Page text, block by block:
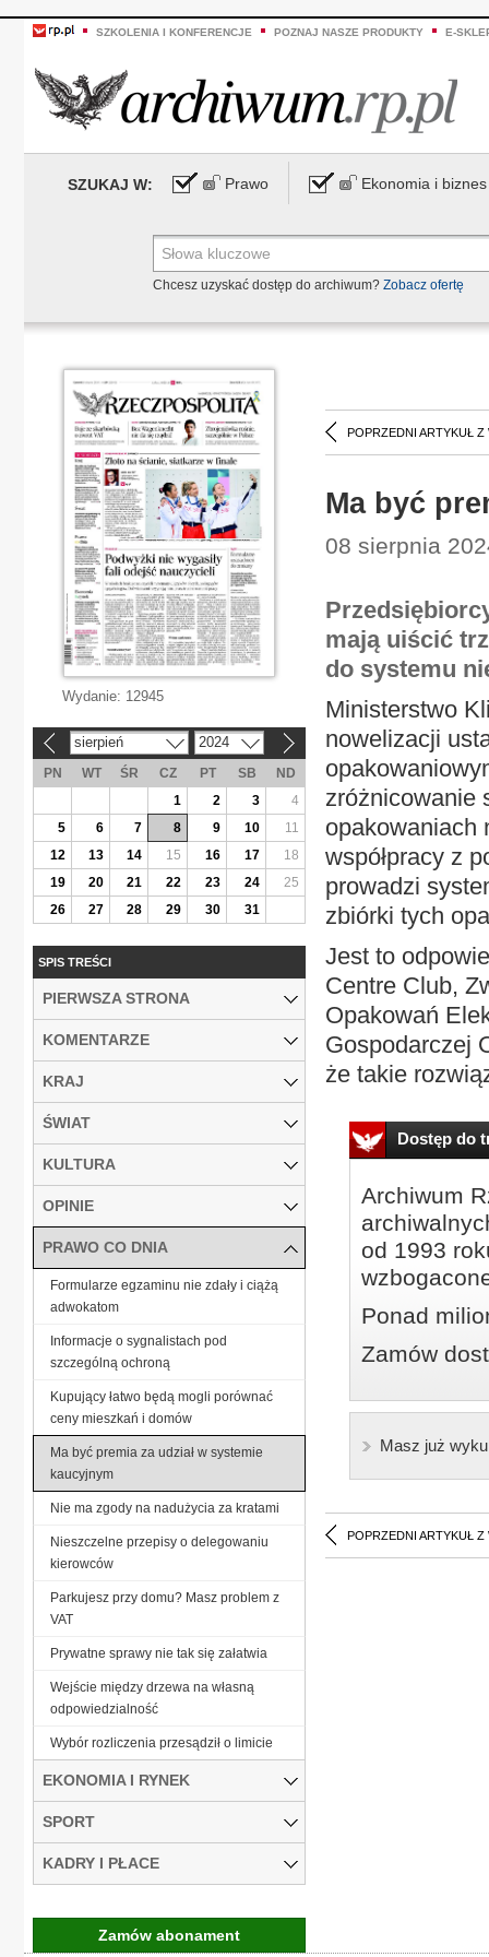
SZKOLENIA I KONFERENCJE POZNAJ NASZE PRODUKTY E-
SZUKAJ W: Prawo Ekonomia i biznes
Chcesz uzyskać dostęp do archiwum? Zobacz ofertę
POPRZEDNI ARTYKUŁ Z
Ma być
08 sierpnia
mają uiścić
do systemu
Ministerstwo
nowelizacji
zróżnicowanie
opakowaniach
współpracy z
prowadzi
zbiórki tych
Jest to
Centre Club,
Opakowań
Gospodarczej
że takie
Dostęp do
Archiwum
od 1993
Ponad
Zamów
Masz już
POPRZEDNI ARTYKUŁ Z
Wydanie: 12945
sierpień 2024
PN WT ŚR CZ PT SB
ND
1
2 3
4
5
6 7 8 9 10
11
12
13 14 15 16 17
18
19
20 21 22 23 24
25
26
27 28 29 30 31
SPIS TREŚCI
PIERWSZA STRONA
KOMENTARZE
KRAJ
ŚWIAT
KULTURA
OPINIE
PRAWO CO DNIA
Formularze egzaminu nie zdały i ciążą
adwokatom
Informacje o sygnalistach pod
szczególną ochroną
Kupujący łatwo będą mogli porównać
ceny mieszkań i domów
Ma być premia za udział w systemie
kaucyjnym
Nie ma zgody na nadużycia za kratami
Nieszczelne przepisy o delegowaniu
kierowców
Parkujesz przy domu? Masz problem z
VAT
Prywatne sprawy nie tak się załatwia
Wejście między drzewa na własną
odpowiedzialność
Wybór rozliczenia przesądził o limicie
EKONOMIA I RYNEK
SPORT
KADRY I PŁACE
Zamów abonament